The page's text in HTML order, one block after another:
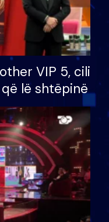
VIP 5, cili
lë shtëpinë